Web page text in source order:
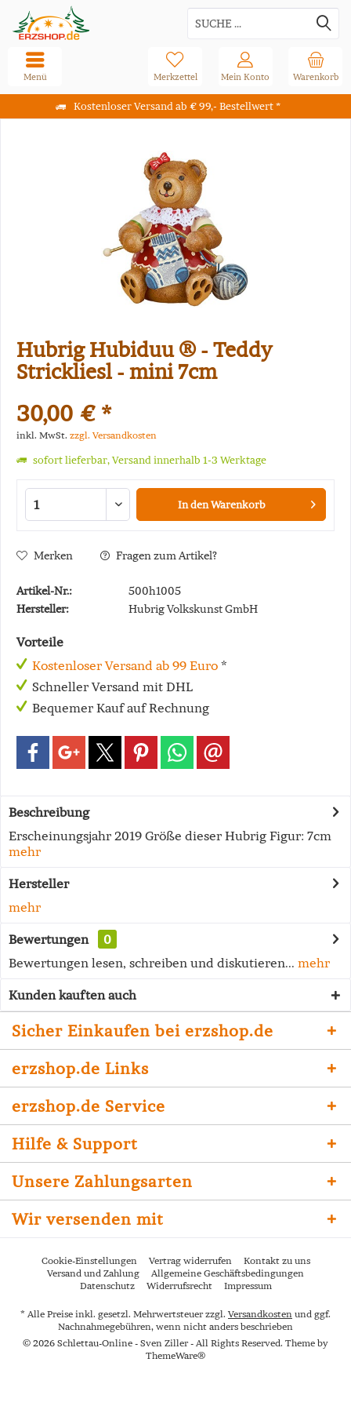
Kostenloser Versand ab € 99,- Bestellwert *
Warenkorb
Merkzettel Mein Konto
Menü
Hubrig Hubiduu ® - Teddy
Strickliesl - mini 7cm
30,00 € *
inkl. MwSt. zzgl. Versandkosten
sofort lieferbar, Versand innerhalb 1-3 Werktage
In denWarenkorb
Merken Fragen zum Artikel?
Artikel-Nr.:
500h1005
Hersteller:
Hubrig Volkskunst GmbH
Vorteile
Kostenloser Versand ab 99 Euro *
Schneller Versand mit DHL
Bequemer Kauf auf Rechnung
Beschreibung
Erscheinungsjahr 2019 Größe dieser Hubrig Figur: 7cm
mehr
Hersteller
mehr
Bewertungen
0
Bewertungen lesen, schreiben und diskutieren... mehr
Kunden kauften auch
Sicher Einkaufen bei erzshop.de
erzshop.de Links
erzshop.de Service
Hilfe & Support
Unsere Zahlungsarten
Wir versenden mit
Cookie-Einstellungen Vertrag widerrufen
Kontakt zu uns
Versand und Zahlung
Allgemeine Geschäftsbedingungen
Datenschutz
Widerrufsrecht Impressum
* Alle Preise inkl. gesetzl. Mehrwertsteuer zzgl. Versandkosten und ggf.
Nachnahmegebühren, wenn nicht anders beschrieben
© 2026 Schlettau-Online - Sven Ziller - All Rights Reserved. Theme by
ThemeWare®